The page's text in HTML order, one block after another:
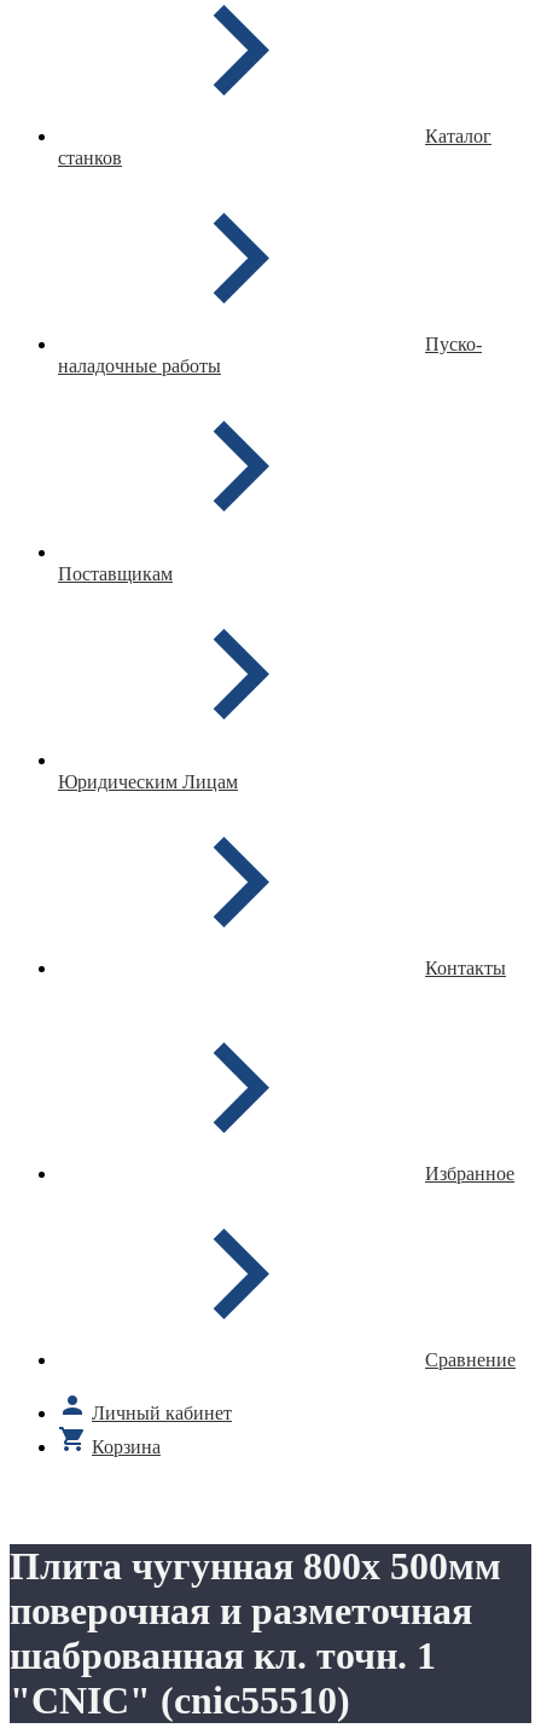
Каталог
станков
Пуско-
наладочные работы
Поставщикам
Юридическим Лицам
Контакты
Избранное
Сравнение
Личный кабинет
Корзина
Плита чугунная 800х 500мм
поверочная и разметочная
шаброванная кл. точн. 1
"CNIC" (cnic55510)